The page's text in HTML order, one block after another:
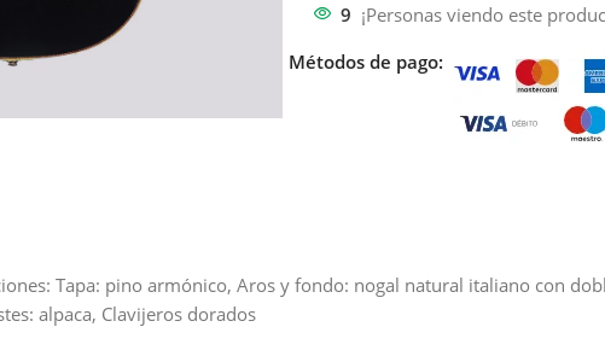
9 ¡Personas viendo este
Métodos de pago:
Tapa: pino armónico, Aros y fondo: nogal natural italiano con
alpaca, Clavijeros dorados